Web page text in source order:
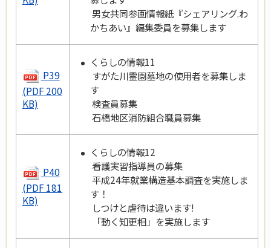
男女共同参画情報紙『シェアリング.わ
かちあい』編集委員を募集します
P39
(PDF 200
KB)
くらしの情報11
すがた川霊園墓地の使用者を募集しま
す
検査員募集
石橋地区消防組合職員募集
P40
(PDF 181
KB)
くらしの情報12
看護実習指導員の募集
平成24年就業構造基本調査を実施しま
す！
しつけと虐待は違います!
「動く知更相」を実施します